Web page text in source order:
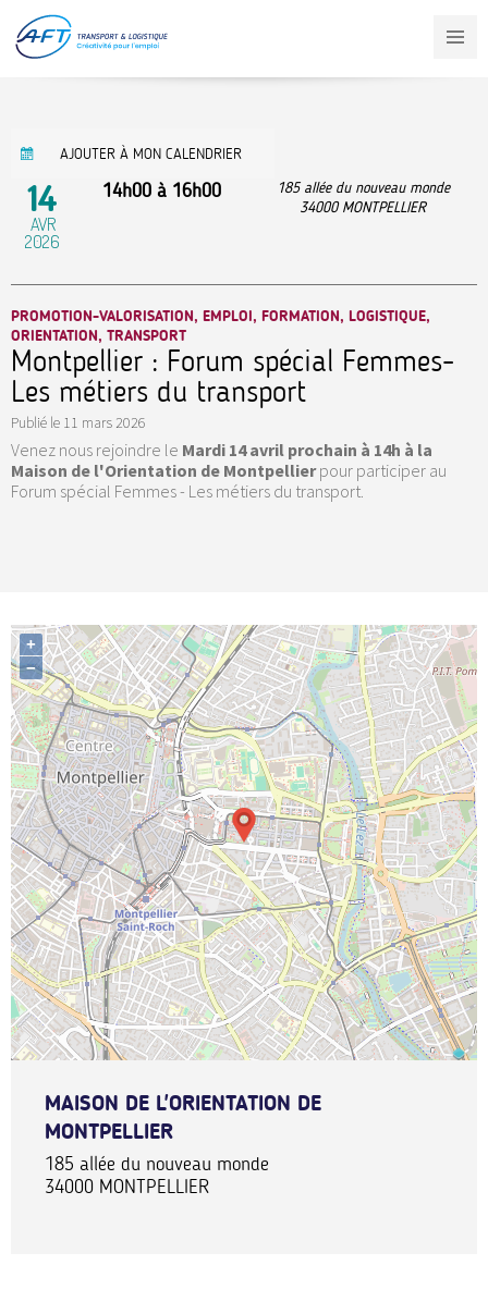
contenu
principal
AJOUTER À MON CALENDRIER
14
AVR
2026
14h00 à 16h00
185 allée du nouveau monde
34000 MONTPELLIER
PROMOTION-VALORISATION, EMPLOI, FORMATION, LOGISTIQUE,
ORIENTATION, TRANSPORT
Montpellier : Forum spécial Femmes-
Les métiers du transport
Publié le 11 mars 2026
Venez nous rejoindre le Mardi 14 avril prochain à 14h à la
Maison de l'Orientation de Montpellierpour participer au
Forum spécial Femmes - Les métiers du transport.
+
−
MAISON DE L'ORIENTATION DE
MONTPELLIER
185 allée du nouveau monde
34000 MONTPELLIER